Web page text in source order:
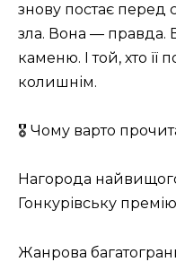
знову постає перед
зла. Вона — правда.
каменю. І той, хто її
колишнім.
🎖 Чому варто
Нагорода
Гонкурівську
Жанрова